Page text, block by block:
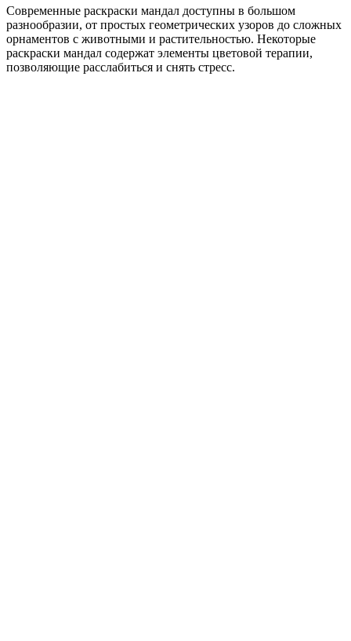
Современные раскраски мандал доступны в большом
разнообразии, от простых геометрических узоров до сложных
орнаментов с животными и растительностью. Некоторые
раскраски мандал содержат элементы цветовой терапии,
позволяющие расслабиться и снять стресс.